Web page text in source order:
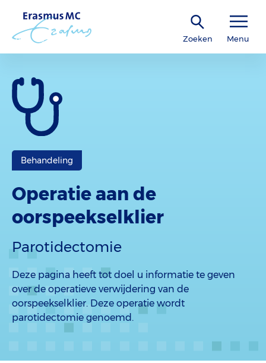
Zoeken Menu
Behandeling
Operatie aan de
oorspeekselklier
Parotidectomie
Deze pagina heeft tot doel u informatie te geven
over de operatieve verwijdering van de
oorspeekselklier. Deze operatie wordt
parotidectomie genoemd.